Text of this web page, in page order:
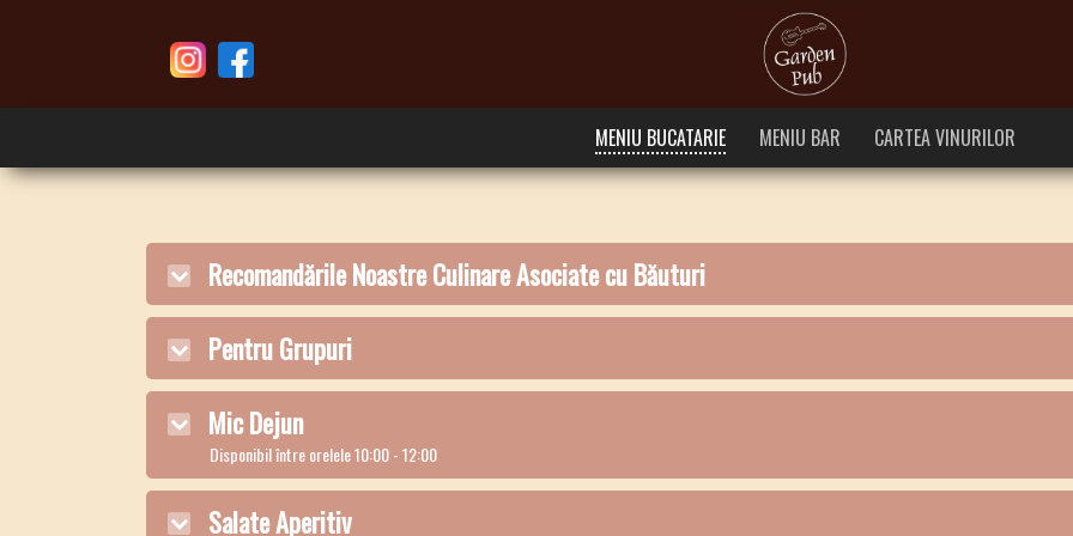
MENIU BUCATARIE MENIU BAR CARTEA VINURILOR
Recomandările Noastre Culinare Asociate cu Băuturi
Pentru Grupuri
Mic Dejun
Disponibil între orelele 10:00 - 12:00
Salate Aperitiv